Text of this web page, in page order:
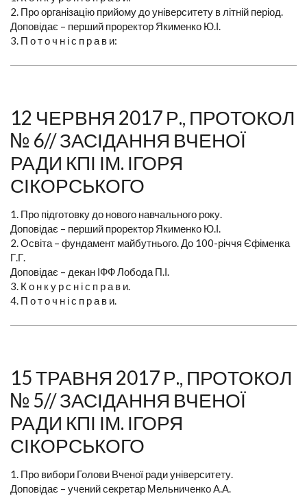
2. Про організацію прийому до університету в літній період.
Доповідає – перший проректор Якименко Ю.І.
3. П о т о ч н і с п р а в и:
12 ЧЕРВНЯ 2017 Р., ПРОТОКОЛ
№ 6// ЗАСІДАННЯ ВЧЕНОЇ
РАДИ КПІ ІМ. ІГОРЯ
СІКОРСЬКОГО
1. Про підготовку до нового навчального року.
Доповідає – перший проректор Якименко Ю.І.
2. Освіта – фундамент майбутнього. До 100-річчя Єфіменка
Г.Г.
Доповідає – декан ІФФ Лобода П.І.
3. К о н к у р с н і с п р а в и.
4. П о т о ч н і с п р а в и.
15 ТРАВНЯ 2017 Р., ПРОТОКОЛ
№ 5// ЗАСІДАННЯ ВЧЕНОЇ
РАДИ КПІ ІМ. ІГОРЯ
СІКОРСЬКОГО
1. Про вибори Голови Вченої ради університету.
Доповідає – учений секретар Мельниченко А.А.